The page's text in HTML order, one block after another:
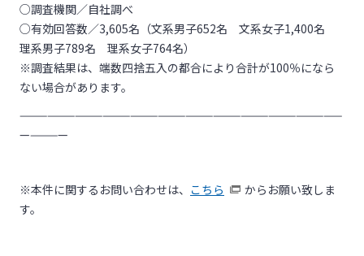
○調査機関／自社調べ
○有効回答数／3,605名（文系男子652名 文系女子1,400名
理系男子789名 理系女子764名）
※調査結果は、端数四捨五入の都合により合計が100％になら
ない場合があります。
———————————————————————————————————
—————
※本件に関するお問い合わせは、 こちら
からお願い致しま
す。